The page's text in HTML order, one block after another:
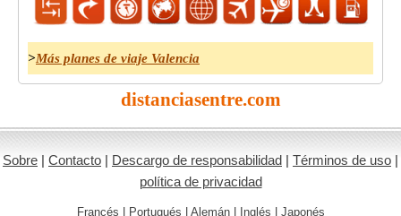
>Más planes de viaje Valencia
distanciasentre.com
Sobre | Contacto | Descargo de responsabilidad | Términos de uso |
política de privacidad
Francés Portugués Alemán| Inglés Japonés